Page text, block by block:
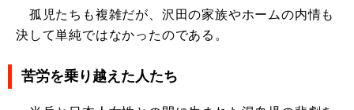
孤児たちも複雑だが、沢田の家族やホームの内情も
決して単純ではなかったのである。
苦労を乗り越えた人たち